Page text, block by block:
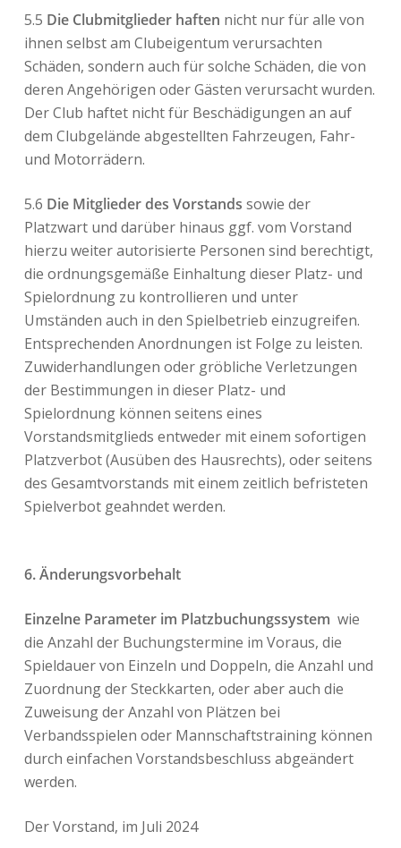
5.5 Die Clubmitglieder haften nicht nur für alle von
ihnen selbst am Clubeigentum verursachten
Schäden, sondern auch für solche Schäden, die von
deren Angehörigen oder Gästen verursacht wurden.
Der Club haftet nicht für Beschädigungen an auf
dem Clubgelände abgestellten Fahrzeugen, Fahr-
und Motorrädern.
5.6 Die Mitglieder des Vorstands sowie der
Platzwart und darüber hinaus ggf. vom Vorstand
hierzu weiter autorisierte Personen sind berechtigt,
die ordnungsgemäße Einhaltung dieser Platz- und
Spielordnung zu kontrollieren und unter
Umständen auch in den Spielbetrieb einzugreifen.
Entsprechenden Anordnungen ist Folge zu leisten.
Zuwiderhandlungen oder gröbliche Verletzungen
der Bestimmungen in dieser Platz- und
Spielordnung können seitens eines
Vorstandsmitglieds entweder mit einem sofortigen
Platzverbot (Ausüben des Hausrechts), oder seitens
des Gesamtvorstands mit einem zeitlich befristeten
Spielverbot geahndet werden.
6. Änderungsvorbehalt
Einzelne Parameter im Platzbuchungssystem wie
die Anzahl der Buchungstermine im Voraus, die
Spieldauer von Einzeln und Doppeln, die Anzahl und
Zuordnung der Steckkarten, oder aber auch die
Zuweisung der Anzahl von Plätzen bei
Verbandsspielen oder Mannschaftstraining können
durch einfachen Vorstandsbeschluss abgeändert
werden.
Der Vorstand, im Juli 2024